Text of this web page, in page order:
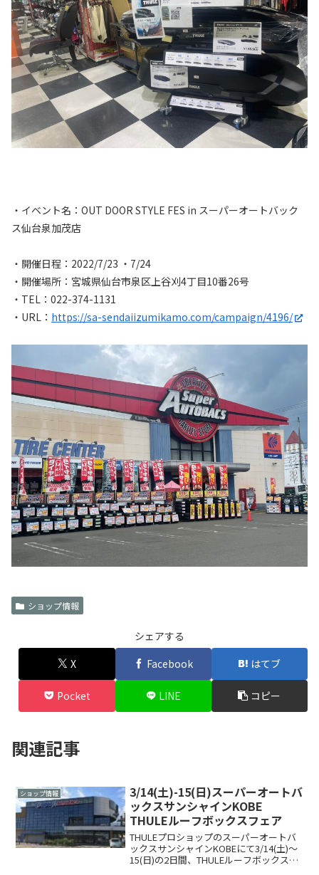
・イベント名：OUT DOOR STYLE FES in スーパーオートバック
ス仙台泉加茂店
・開催日程：2022/7/23 ・7/24
・開催場所：宮城県仙台市泉区上谷刈4丁目10番26号
・TEL：022-374-1131
・URL： https://sa-sendaiizumikamo.com/campaign/4196/
ショップ情報
シェアする
X
Facebook はてブ
Pocket LINE コピー
関連記事
ショップ情報
3/14(土)-15(日)スーパーオートバ
ックスサンシャインKOBE
THULEルーフボックスフェア
THULEプロショップのスーパーオートバ
ックスサンシャインKOBEにて3/14(土)～
15(日)の2日間、THULEルーフボックスフ